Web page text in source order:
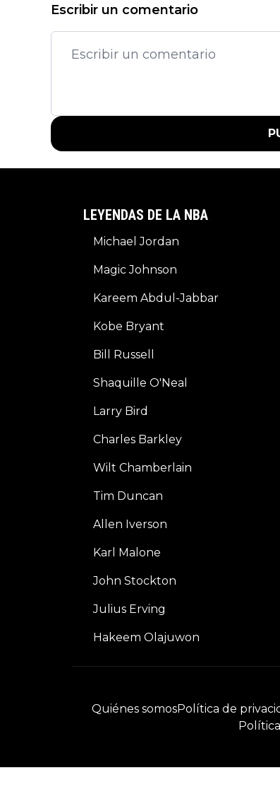
Escribir un comentario
LEYENDAS DE LA NBA
Michael Jordan
Magic Johnson
Kareem Abdul-Jabbar
Kobe Bryant
Bill Russell
Shaquille O'Neal
Larry Bird
Charles Barkley
Wilt Chamberlain
Tim Duncan
Allen Iverson
Karl Malone
John Stockton
Julius Erving
Hakeem Olajuwon
Quiénes somosPolítica de